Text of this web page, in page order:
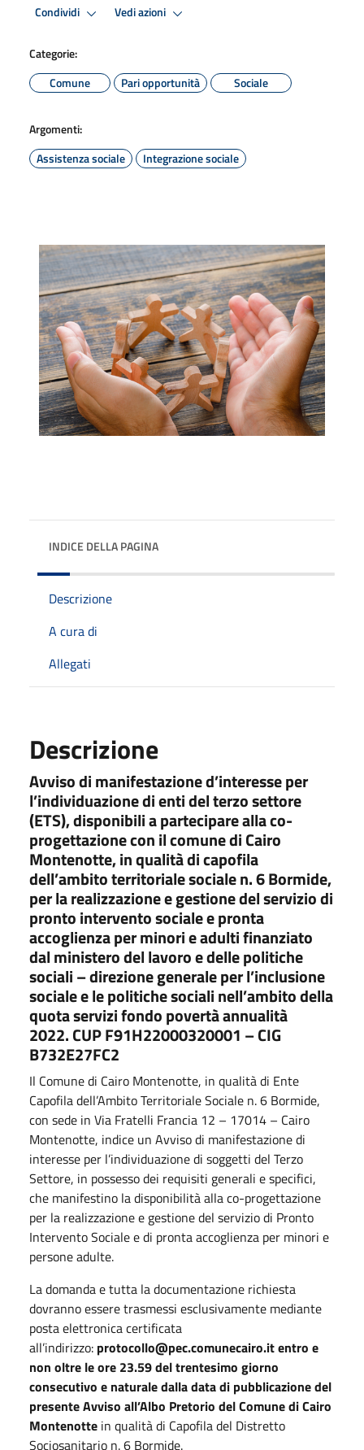
Condividi Vedi azioni
Categorie:
Comune
Pari opportunità Sociale
Argomenti:
Assistenza sociale
Integrazione sociale
INDICE DELLA PAGINA
Descrizione
A cura di
Allegati
Descrizione
Avviso di manifestazione d’interesse per
l’individuazione di enti del terzo settore
(ETS), disponibili a partecipare alla co-
progettazione con il comune di Cairo
Montenotte, in qualità di capofila
dell’ambito territoriale sociale n. 6 Bormide,
per la realizzazione e gestione del servizio di
pronto intervento sociale e pronta
accoglienza per minori e adulti finanziato
dal ministero del lavoro e delle politiche
sociali – direzione generale per l’inclusione
sociale e le politiche sociali nell’ambito della
quota servizi fondo povertà annualità
2022. CUP F91H22000320001 – CIG
B732E27FC2
Il Comune di Cairo Montenotte, in qualità di Ente
Capofila dell’Ambito Territoriale Sociale n. 6 Bormide,
con sede in Via Fratelli Francia 12 – 17014 – Cairo
Montenotte, indice un Avviso di manifestazione di
interesse per l’individuazione di soggetti del Terzo
Settore, in possesso dei requisiti generali e specifici,
che manifestino la disponibilità alla co-progettazione
per la realizzazione e gestione del servizio di Pronto
Intervento Sociale e di pronta accoglienza per minori e
persone adulte.
La domanda e tutta la documentazione richiesta
dovranno essere trasmessi esclusivamente mediante
posta elettronica certificata
all’indirizzo: protocollo@pec.comunecairo.itentro e
non oltre le ore 23.59 del trentesimo giorno
consecutivo e naturale dalla data di pubblicazione del
presente Avviso all’Albo Pretorio del Comune di Cairo
Montenotte in qualità di Capofila del Distretto
Sociosanitario n. 6 Bormide.